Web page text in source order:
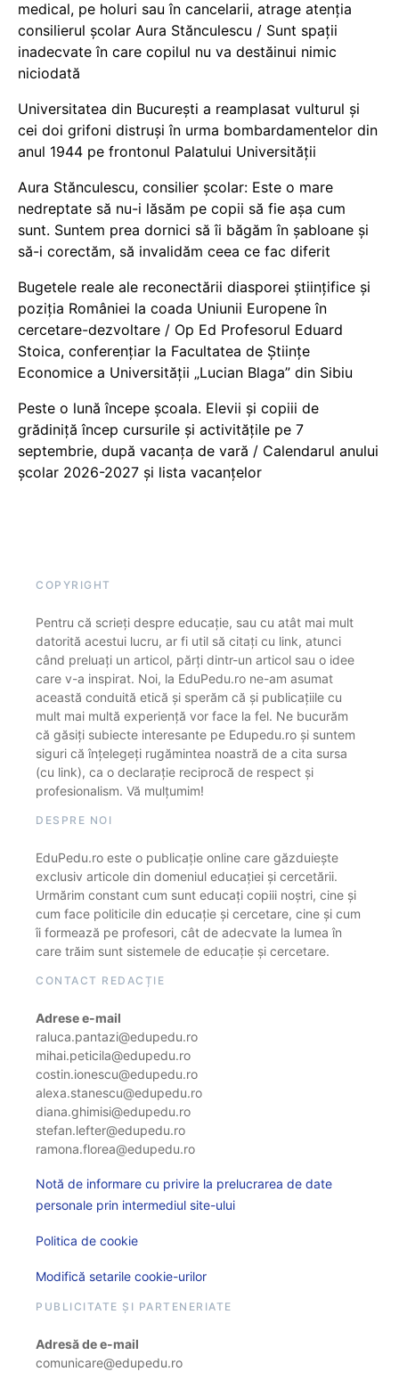
medical, pe holuri sau în cancelarii, atrage atenția
consilierul școlar Aura Stănculescu / Sunt spații
inadecvate în care copilul nu va destăinui nimic
niciodată
Universitatea din București a reamplasat vulturul și
cei doi grifoni distruși în urma bombardamentelor din
anul 1944 pe frontonul Palatului Universității
Aura Stănculescu, consilier școlar: Este o mare
nedreptate să nu-i lăsăm pe copii să fie așa cum
sunt. Suntem prea dornici să îi băgăm în șabloane și
să-i corectăm, să invalidăm ceea ce fac diferit
Bugetele reale ale reconectării diasporei științifice și
poziția României la coada Uniunii Europene în
cercetare-dezvoltare / Op Ed Profesorul Eduard
Stoica, conferențiar la Facultatea de Științe
Economice a Universității „Lucian Blaga” din Sibiu
Peste o lună începe școala. Elevii și copiii de
grădiniță încep cursurile și activitățile pe 7
septembrie, după vacanța de vară / Calendarul anului
școlar 2026-2027 și lista vacanțelor
COPYRIGHT
Pentru că scrieți despre educație, sau cu atât mai mult
datorită acestui lucru, ar fi util să citați cu link, atunci
când preluați un articol, părți dintr-un articol sau o idee
care v-a inspirat. Noi, la EduPedu.ro ne-am asumat
această conduită etică și sperăm că și publicațiile cu
mult mai multă experiență vor face la fel. Ne bucurăm
că găsiți subiecte interesante pe Edupedu.ro și suntem
siguri că înțelegeți rugămintea noastră de a cita sursa
(cu link), ca o declarație reciprocă de respect și
profesionalism. Vă mulțumim!
DESPRE NOI
EduPedu.ro este o publicație online care găzduiește
exclusiv articole din domeniul educației și cercetării.
Urmărim constant cum sunt educați copiii noștri, cine și
cum face politicile din educație și cercetare, cine și cum
îi formează pe profesori, cât de adecvate la lumea în
care trăim sunt sistemele de educație și cercetare.
CONTACT REDACȚIE
Adrese e-mail
raluca.pantazi@edupedu.ro
mihai.peticila@edupedu.ro
costin.ionescu@edupedu.ro
alexa.stanescu@edupedu.ro
diana.ghimisi@edupedu.ro
stefan.lefter@edupedu.ro
ramona.florea@edupedu.ro
Notă de informare cu privire la prelucrarea de date
personale prin intermediul site-ului
Politica de cookie
Modifică setarile cookie-urilor
PUBLICITATE ȘI PARTENERIATE
Adresă de e-mail
comunicare@edupedu.ro